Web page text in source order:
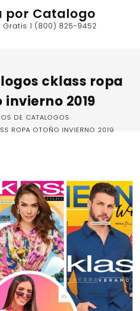
por Catalogo
Gratis 1 (800) 825-9452
cklass ropa
invierno 2019
DE CATALOGOS
ROPA OTOÑO INVIERNO 2019